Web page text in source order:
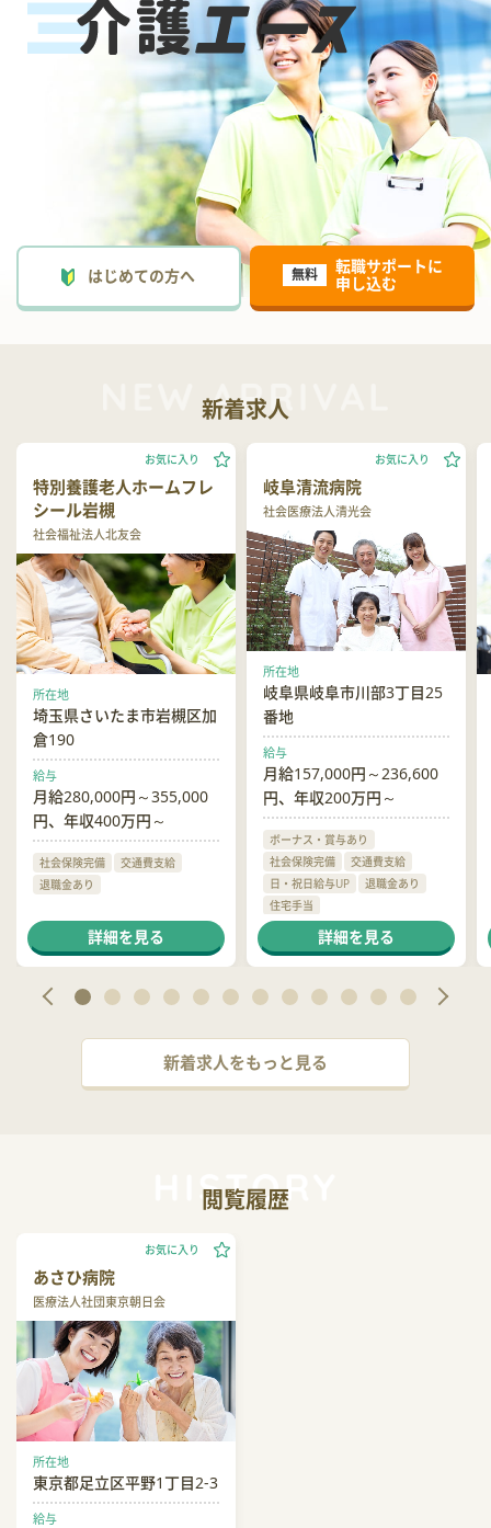
はじめての方へ 無料
転職サポートに
申し込む
新着求人
特別養護老人ホームフレ
シール岩槻
社会福祉法人北友会
お気に入り
所在地
埼玉県さいたま市岩槻区加
倉190
給与
月給280,000円～355,000
円、年収400万円～
社会保険完備
交通費支給
退職金あり
詳細を見る
岐阜清流病院
社会医療法人清光会
お気に入り
所在地
岐阜県岐阜市川部3丁目25
番地
給与
月給157,000円～236,600
円、年収200万円～
ボーナス・賞与あり
社会保険完備
交通費支給
日・祝日給与UP
退職金あり
住宅手当
ハラスメント相談窓口あり
詳細を見る
新着求人をもっと見る
閲覧履歴
あさひ病院
医療法人社団東京朝日会
お気に入り
所在地
東京都足立区平野1丁目2-3
給与